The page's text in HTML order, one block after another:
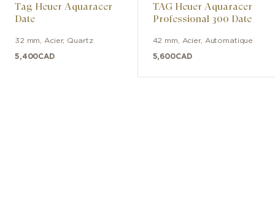
Tag Heuer Aquaracer
Date
32 mm Acier, Quartz
5,400CAD
TAG Heuer Aquaracer
Professional 300 Date
42 mm Acier, Automatique
5,600CAD